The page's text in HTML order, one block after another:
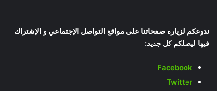
ندوعكم لزيارة صفحاتنا على مواقع التواصل الإجتماعي و الإشتراك
فيها ليصلكم كل جديد:
Facebook
Twitter